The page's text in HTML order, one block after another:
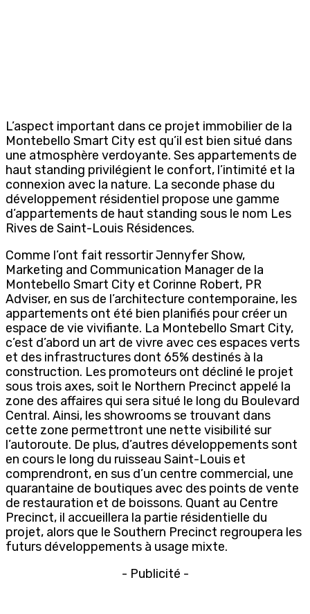
L’aspect important dans ce projet immobilier de la
Montebello Smart City est qu’il est bien situé dans
une atmosphère verdoyante. Ses appartements de
haut standing privilégient le confort, l’intimité et la
connexion avec la nature. La seconde phase du
développement résidentiel propose une gamme
d’appartements de haut standing sous le nom Les
Rives de Saint-Louis Résidences.
Comme l’ont fait ressortir Jennyfer Show,
Marketing and Communication Manager de la
Montebello Smart City et Corinne Robert, PR
Adviser, en sus de l’architecture contemporaine, les
appartements ont été bien planifiés pour créer un
espace de vie vivifiante. La Montebello Smart City,
c’est d’abord un art de vivre avec ces espaces verts
et des infrastructures dont 65% destinés à la
construction. Les promoteurs ont décliné le projet
sous trois axes, soit le Northern Precinct appelé la
zone des affaires qui sera situé le long du Boulevard
Central. Ainsi, les showrooms se trouvant dans
cette zone permettront une nette visibilité sur
l’autoroute. De plus, d’autres développements sont
en cours le long du ruisseau Saint-Louis et
comprendront, en sus d’un centre commercial, une
quarantaine de boutiques avec des points de vente
de restauration et de boissons. Quant au Centre
Precinct, il accueillera la partie résidentielle du
projet, alors que le Southern Precinct regroupera les
futurs développements à usage mixte.
- Publicité -